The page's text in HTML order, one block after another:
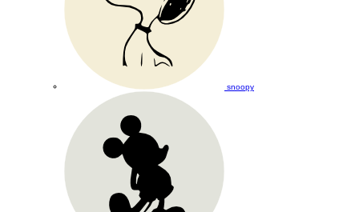
snoopy